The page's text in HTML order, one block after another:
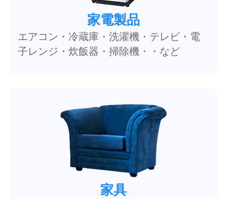
家電製品
エアコン・冷蔵庫・洗濯機・テレビ・電
子レンジ・炊飯器・掃除機・・など
家具